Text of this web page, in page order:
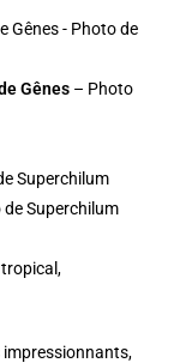
Gênes – Photo
de Superchilum
impressionnants,